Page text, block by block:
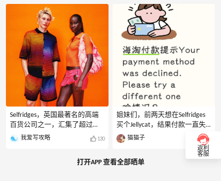
很多小伙伴想知道都有哪些
款？在哪里能买到？
Jellycat2026万圣节有哪些款？1.
拉弗荻小狗巫师装中码31cm22.
格劳斯顿石像怪均码16cm3.幽
灵鲍勃均码15cm4.趣味弗利克
蒂蜡烛均码19cm5.趣味大蒜均
码15cm6.趣味伯爵血橙特调均
码16cm7.趣味花生猫均码
15cm8.怪诞南瓜中码10cm9.布
鲁可斯蝙蝠均码22cm10.里奇雨
蛙手袋均码13cm在哪里能买
到？想买的小伙伴可以蹲一
Selfridges，英国最著名的高端
百货公司之一，汇集了超过
5000个时尚品牌，涵盖一线奢
如果你也想买到Selfridges上新
我爱写攻略 130
看到好多姐妹问哪里能买？现
在剁手多少钱?1.哪里能买？现
在Selfridges就有现货，色号有
445和610，610简直就是淡颜裸
妆本命色，很百搭。2.现在剁
手多少钱?现在剁手HK$360，大
概差不多311.62就能入了~价格
还算美丽这个网站直邮中国订
单满£300可免运费噢姐妹们。
姐妹们，前两天想在Selfridges
买个Jellycat，结果付款一直失
败，弹窗说卡片被拒，搞得我
以为自己账号出啥问题了。后
来查了一圈才搞明白，这不是
Apple那边系统的事，是发卡行
猫猫子 8
打开APP 查看全部晒单
返利
客服